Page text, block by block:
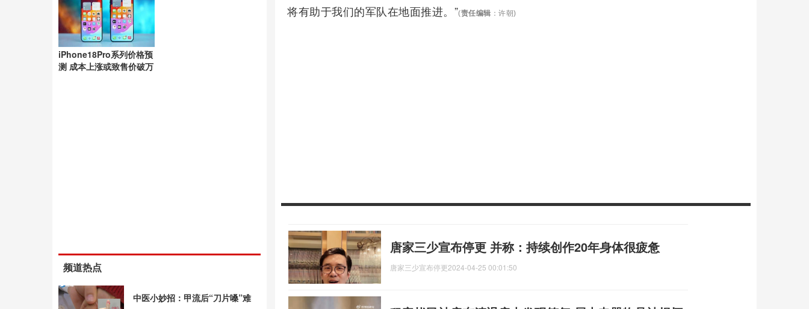
将有助于我们的军队在地面推进。”(责任编辑 ：许朝)
唐家三少宣布停更 并称：持续创作20年身体很疲惫
唐家三少宣布停更2024-04-25 00:01:50
iPhone18Pro系列价格预
测 成本上涨或致售价破万
频道热点
中医小妙招：甲流后“刀片嗓”难